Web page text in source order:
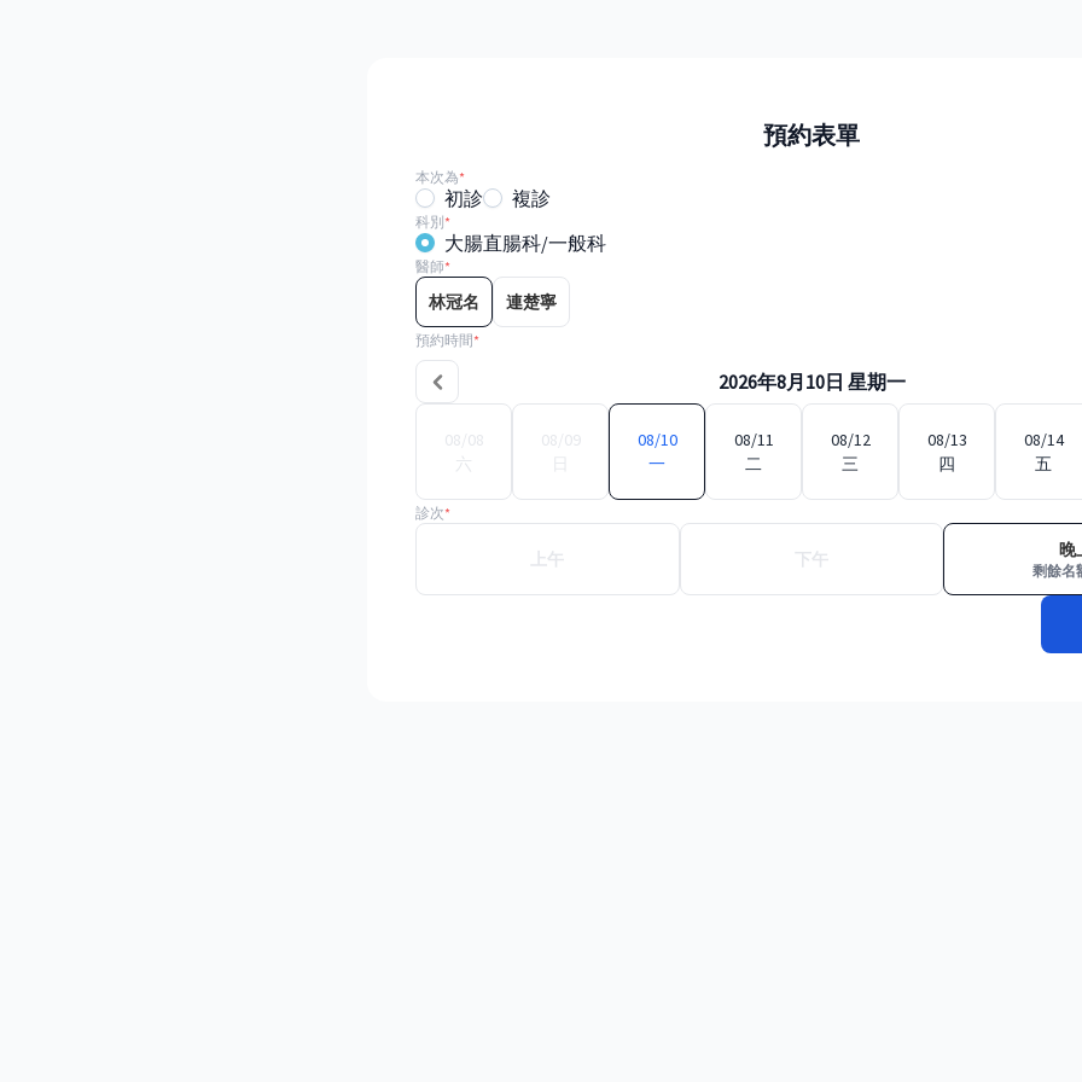
預約表單
本次為*
初診 複診
科別*
大腸直腸科/一般科
醫師*
林冠名 連楚寧
預約時間*
2026年8月10日 星期一
08/08
六
08/09
日
08/10
一
08/11
二
08/12
三
08/13
四
08/14
五
診次*
上午 下午 晚
剩餘名